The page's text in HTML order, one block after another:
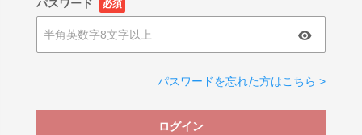
パスワード 必須
パスワードを忘れた方はこちら >
ログイン